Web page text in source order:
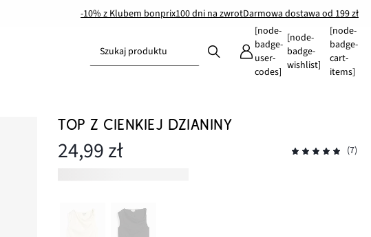
-10% z Klubem bonprix100 dni na zwrotDarmowa dostawa od 199 zł
Szukaj produktu
[node-
badge-
user-
codes]
[node-
badge-
wishlist]
[node-
badge-
cart-
items]
TOP Z CIENKIEJ DZIANINY
24,99 zł (7)